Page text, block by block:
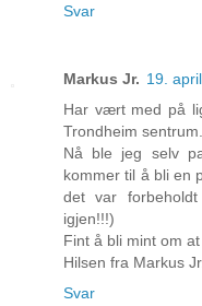
Svar
Markus Jr. 19.
Har vært med på
Trondheim
Nå ble jeg selv
kommer til å bli en
det var
igjen!!!)
Fint å bli mint om
Hilsen fra Markus Jr.
Svar